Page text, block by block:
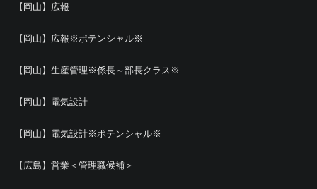
【岡山】広報
【岡山】広報※ポテンシャル※
【岡山】生産管理※係長～部長クラス※
【岡山】電気設計
【岡山】電気設計※ポテンシャル※
【広島】営業＜管理職候補＞